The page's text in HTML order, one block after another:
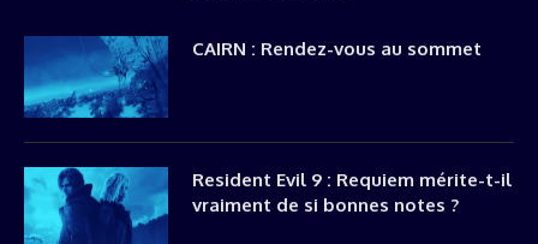
CAIRN : Rendez-vous au sommet
Resident Evil 9 : Requiem mérite-t-il
vraiment de si bonnes notes ?